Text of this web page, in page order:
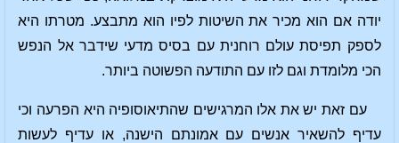
יודה אם הוא מכיר את השיטות לפיו הוא מתבצע. מטרתו היא
לספק תפיסת עולם רוחנית עם בסיס מדעי שידבר אל הנפש
הכי מלומדת וגם לזו עם התודעה הפשוטה ביותר.
עם זאת יש את אלו המרגישים שהתיאוסופיה היא הפרעה וכי
עדיף להשאיר אנשים עם אמונתם הישנה, או עדיף לעשות